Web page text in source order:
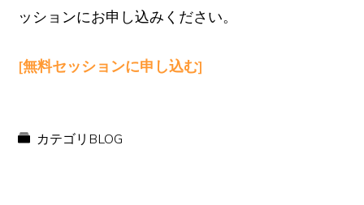
ッションにお申し込みください。
[無料セッションに申し込む]
カテゴリ BLOG